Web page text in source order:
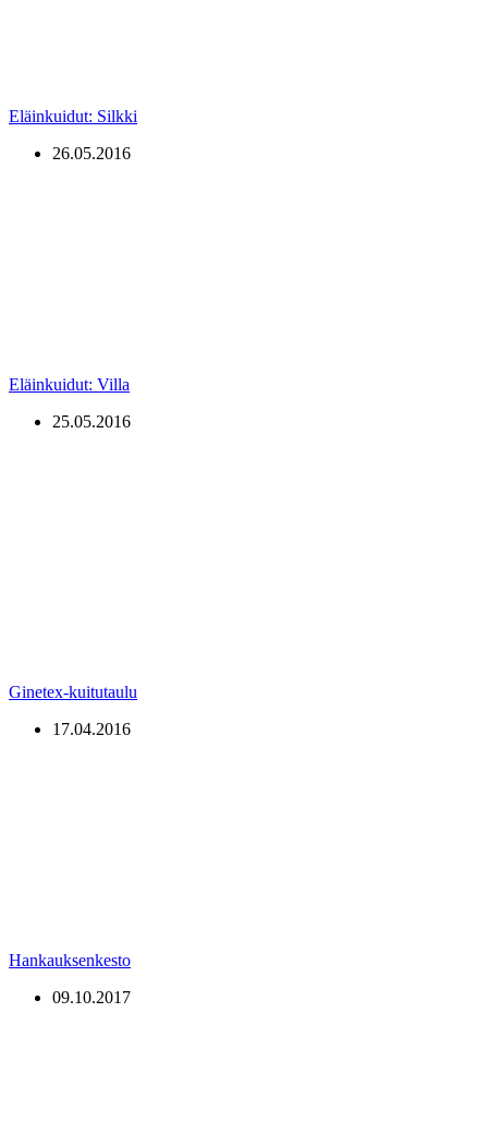
Eläinkuidut: Silkki
26.05.2016
Eläinkuidut: Villa
25.05.2016
Ginetex-kuitutaulu
17.04.2016
Hankauksenkesto
09.10.2017